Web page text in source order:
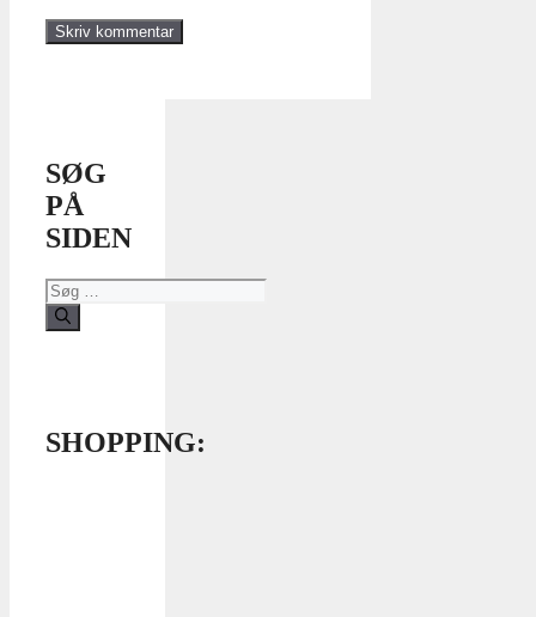
SØG
PÅ
SIDEN
Søg
efter:
SHOPPING: